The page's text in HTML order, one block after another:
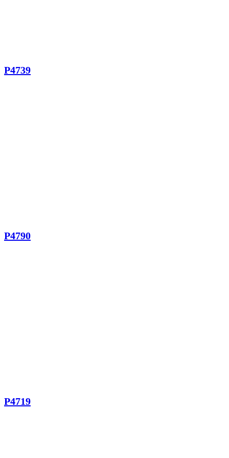
P4739
P4790
P4719